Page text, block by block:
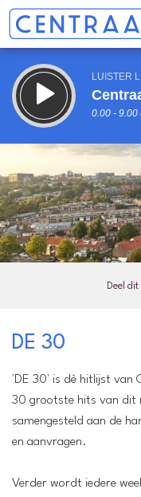
LUISTER
0.00 - 9.00
Vorig uur
Inklappen
Deel
DE 30
'DE 30' is dè hitlijst van
30 grootste hits van dit
samengesteld aan de
en aanvragen.
Verder wordt iedere